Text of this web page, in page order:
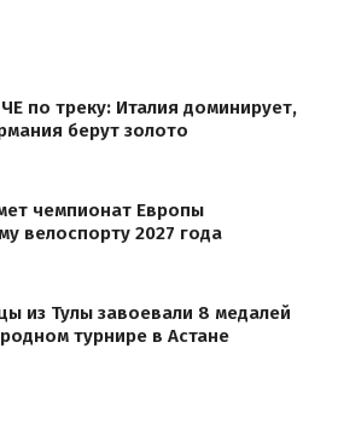
по треку: Италия доминирует,
берут золото
чемпионат Европы
велоспорту 2027 года
из Тулы завоевали 8 медалей
турнире в Астане